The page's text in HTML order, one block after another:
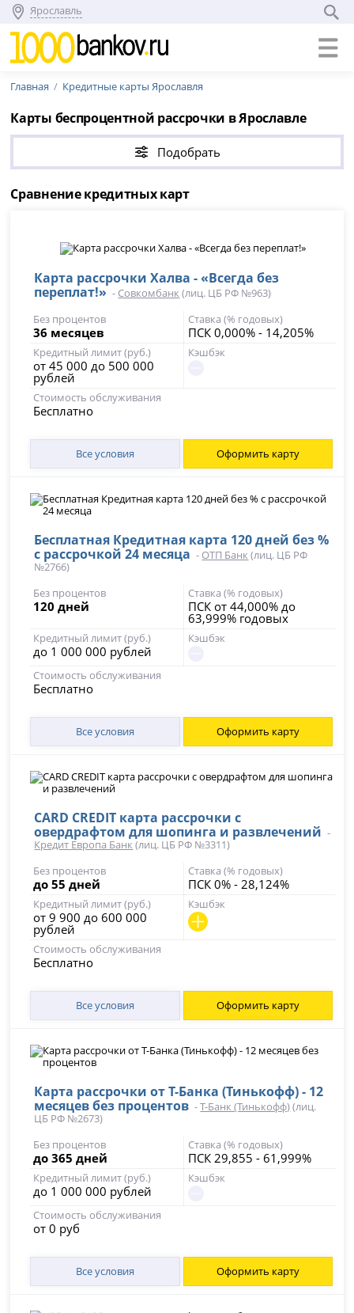
Ярославль
Главная Кредитные карты Ярославля
Карты беспроцентной рассрочки в Ярославле
Подобрать
Сравнение кредитных карт
Карта рассрочки Халва - «Всегда без
переплат!» - Совкомбанк (лиц. ЦБ РФ №963)
Без процентов
36 месяцев
Ставка (% годовых)
ПСК 0,000% - 14,205%
Кредитный лимит (руб.)
от 45 000 до 500 000
рублей
Кэшбэк
Стоимость обслуживания
Бесплатно
Все условия Оформить карту
Бесплатная Кредитная карта 120 дней без %
с рассрочкой 24 месяца - ОТП Банк (лиц. ЦБ РФ
№2766)
Без процентов
120 дней
Ставка (% годовых)
ПСК от 44,000% до
63,999% годовых
Кредитный лимит (руб.)
до 1 000 000 рублей
Кэшбэк
Стоимость обслуживания
Бесплатно
Все условия Оформить карту
CARD CREDIT карта рассрочки с
овердрафтом для шопинга и развлечений -
Кредит Европа Банк (лиц. ЦБ РФ №3311)
Без процентов
до 55 дней
Ставка (% годовых)
ПСК 0% - 28,124%
Кредитный лимит (руб.)
от 9 900 до 600 000
рублей
Кэшбэк
Стоимость обслуживания
Бесплатно
Все условия Оформить карту
Карта рассрочки от Т-Банка (Тинькофф) - 12
месяцев без процентов -Т-Банк (Тинькофф)(лиц.
ЦБ РФ №2673)
Без процентов
до 365 дней
Ставка (% годовых)
ПСК 29,855 - 61,999%
Кредитный лимит (руб.)
до 1 000 000 рублей
Кэшбэк
Стоимость обслуживания
от 0 руб
Все условия Оформить карту